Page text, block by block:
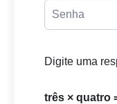
Digite uma
três × quatro